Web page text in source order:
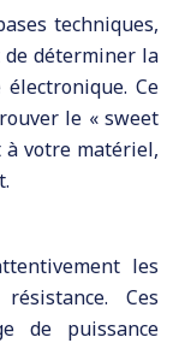
techniques,
déterminer la
Ce
le « sweet
à votre matériel,
les
Ces
de puissance